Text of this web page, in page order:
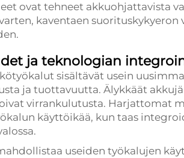
ovat tehneet akkuohjattavista
kaventaen suorituskykyeron
ja teknologian
sisältävät usein
ja tuottavuutta. Älykkäät
virrankulutusta. Harjattomat
käyttöikää, kun taas
useiden työkalujen